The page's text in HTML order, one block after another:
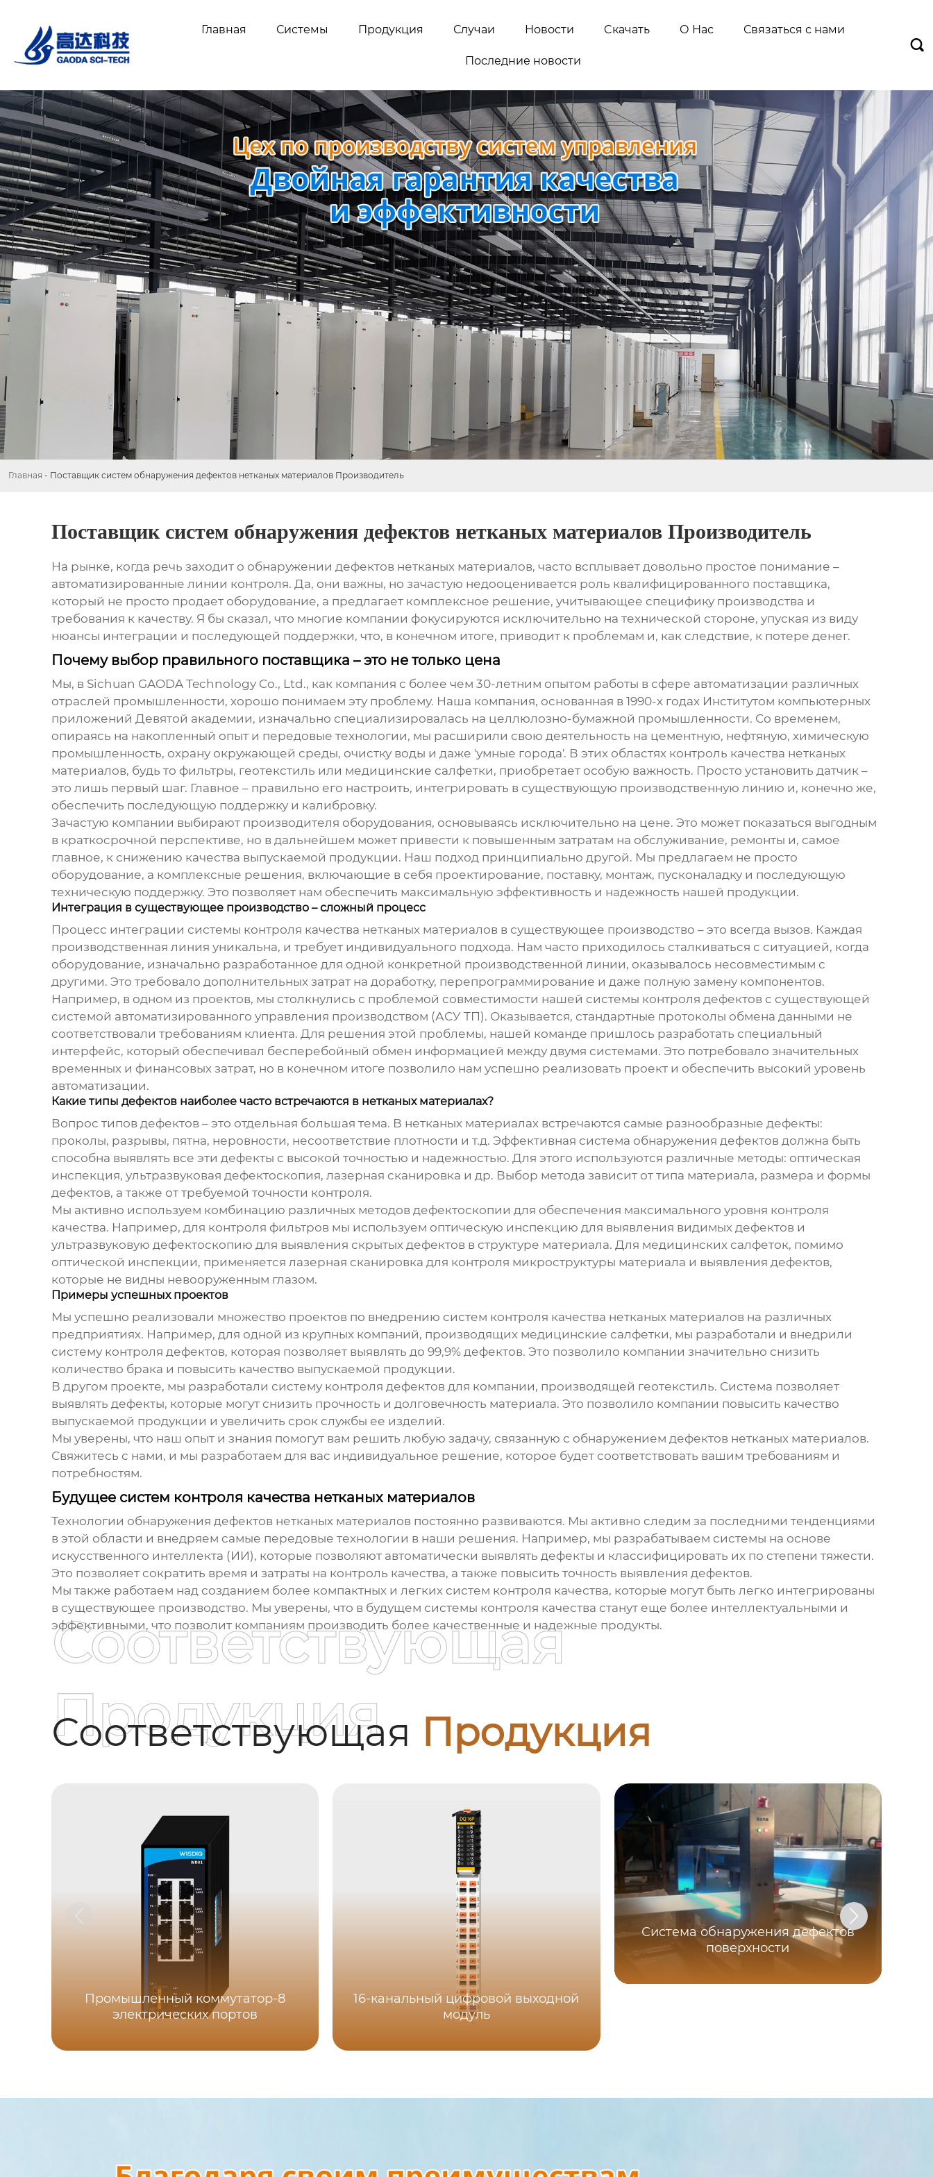
Главная Системы Продукция Случаи Новости Cкачать О Нас Связаться с нами
Последние новости

Главная - Поставщик систем обнаружения дефектов нетканых материалов Производитель
Поставщик систем обнаружения дефектов нетканых материалов Производитель
На рынке, когда речь заходит о обнаружении дефектов нетканых материалов, часто всплывает довольно простое понимание –
автоматизированные линии контроля. Да, они важны, но зачастую недооценивается роль квалифицированного поставщика,
который не просто продает оборудование, а предлагает комплексное решение, учитывающее специфику производства и
требования к качеству. Я бы сказал, что многие компании фокусируются исключительно на технической стороне, упуская из виду
нюансы интеграции и последующей поддержки, что, в конечном итоге, приводит к проблемам и, как следствие, к потере денег.
Почему выбор правильного поставщика – это не только цена
Мы, в Sichuan GAODA Technology Co., Ltd., как компания с более чем 30-летним опытом работы в сфере автоматизации различных
отраслей промышленности, хорошо понимаем эту проблему. Наша компания, основанная в 1990-х годах Институтом компьютерных
приложений Девятой академии, изначально специализировалась на целлюлозно-бумажной промышленности. Со временем,
опираясь на накопленный опыт и передовые технологии, мы расширили свою деятельность на цементную, нефтяную, химическую
промышленность, охрану окружающей среды, очистку воды и даже 'умные города'. В этих областях контроль качества нетканых
материалов, будь то фильтры, геотекстиль или медицинские салфетки, приобретает особую важность. Просто установить датчик –
это лишь первый шаг. Главное – правильно его настроить, интегрировать в существующую производственную линию и, конечно же,
обеспечить последующую поддержку и калибровку.
Зачастую компании выбирают производителя оборудования, основываясь исключительно на цене. Это может показаться выгодным
в краткосрочной перспективе, но в дальнейшем может привести к повышенным затратам на обслуживание, ремонты и, самое
главное, к снижению качества выпускаемой продукции. Наш подход принципиально другой. Мы предлагаем не просто
оборудование, а комплексные решения, включающие в себя проектирование, поставку, монтаж, пусконаладку и последующую
техническую поддержку. Это позволяет нам обеспечить максимальную эффективность и надежность нашей продукции.
Интеграция в существующее производство – сложный процесс
Процесс интеграции системы контроля качества нетканых материаловв существующее производство – это всегда вызов. Каждая
производственная линия уникальна, и требует индивидуального подхода. Нам часто приходилось сталкиваться с ситуацией, когда
оборудование, изначально разработанное для одной конкретной производственной линии, оказывалось несовместимым с
другими. Это требовало дополнительных затрат на доработку, перепрограммирование и даже полную замену компонентов.
Например, в одном из проектов, мы столкнулись с проблемой совместимости нашей системы контроля дефектов с существующей
системой автоматизированного управления производством (АСУ ТП). Оказывается, стандартные протоколы обмена данными не
соответствовали требованиям клиента. Для решения этой проблемы, нашей команде пришлось разработать специальный
интерфейс, который обеспечивал бесперебойный обмен информацией между двумя системами. Это потребовало значительных
временных и финансовых затрат, но в конечном итоге позволило нам успешно реализовать проект и обеспечить высокий уровень
автоматизации.
Какие типы дефектов наиболее часто встречаются в нетканых материалах?
Вопрос типов дефектов – это отдельная большая тема. В нетканых материалах встречаются самые разнообразные дефекты:
проколы, разрывы, пятна, неровности, несоответствие плотности и т.д. Эффективная система обнаружения дефектовдолжна быть
способна выявлять все эти дефекты с высокой точностью и надежностью. Для этого используются различные методы: оптическая
инспекция, ультразвуковая дефектоскопия, лазерная сканировка и др. Выбор метода зависит от типа материала, размера и формы
дефектов, а также от требуемой точности контроля.
Мы активно используем комбинацию различных методов дефектоскопии для обеспечения максимального уровня контроля
качества. Например, для контроля фильтров мы используем оптическую инспекцию для выявления видимых дефектов и
ультразвуковую дефектоскопию для выявления скрытых дефектов в структуре материала. Для медицинских салфеток, помимо
оптической инспекции, применяется лазерная сканировка для контроля микроструктуры материала и выявления дефектов,
которые не видны невооруженным глазом.
Примеры успешных проектов
Мы успешно реализовали множество проектов по внедрению систем контроля качества нетканых материаловна различных
предприятиях. Например, для одной из крупных компаний, производящих медицинские салфетки, мы разработали и внедрили
систему контроля дефектов, которая позволяет выявлять до 99,9% дефектов. Это позволило компании значительно снизить
количество брака и повысить качество выпускаемой продукции.
В другом проекте, мы разработали систему контроля дефектов для компании, производящей геотекстиль. Система позволяет
выявлять дефекты, которые могут снизить прочность и долговечность материала. Это позволило компании повысить качество
выпускаемой продукции и увеличить срок службы ее изделий.
Мы уверены, что наш опыт и знания помогут вам решить любую задачу, связанную с обнаружением дефектов нетканых материалов.
Свяжитесь с нами, и мы разработаем для вас индивидуальное решение, которое будет соответствовать вашим требованиям и
потребностям.
Будущее систем контроля качества нетканых материалов
Технологии обнаружения дефектов нетканых материаловпостоянно развиваются. Мы активно следим за последними тенденциями
в этой области и внедряем самые передовые технологии в наши решения. Например, мы разрабатываем системы на основе
искусственного интеллекта (ИИ), которые позволяют автоматически выявлять дефекты и классифицировать их по степени тяжести.
Это позволяет сократить время и затраты на контроль качества, а также повысить точность выявления дефектов.
Мы также работаем над созданием более компактных и легких систем контроля качества, которые могут быть легко интегрированы
в существующее производство. Мы уверены, что в будущем системы контроля качества станут еще более интеллектуальными и
эффективными, что позволит компаниям производить более качественные и надежные продукты.
Соответствующая Продукция
Соответствующая
Продукция
Промышленный коммутатор-8
электрических портов
16-канальный цифровой выходной
модуль
Система обнаружения дефектов
поверхности